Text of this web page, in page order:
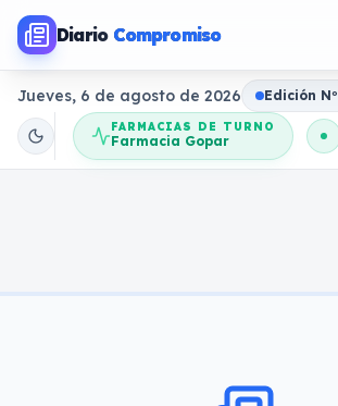
Diario Compromiso
Jueves, 6 de agosto de 2026 Edición No
FARMACIAS DE TURNO
Farmacia Gopar